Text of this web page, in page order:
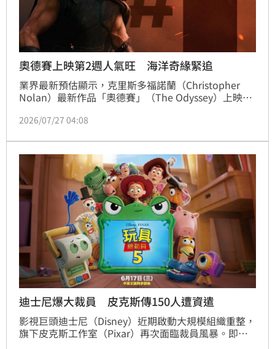
奧德賽上映第2週人氣旺 海洋奇緣緊追
業界最新預估顯示，克里斯多福諾蘭（Christopher
Nolan）最新作品「奧德賽」（The Odyssey）上映第
蟬聯北美票房冠軍。
2026/07/27 04:08
迪士尼爆大裁員 皮克斯傳150人遭資遣
影視巨頭迪士尼（Disney）近期啟動大規模組織重整，
旗下皮克斯工作室（Pixar）再次面臨裁員風暴。即便